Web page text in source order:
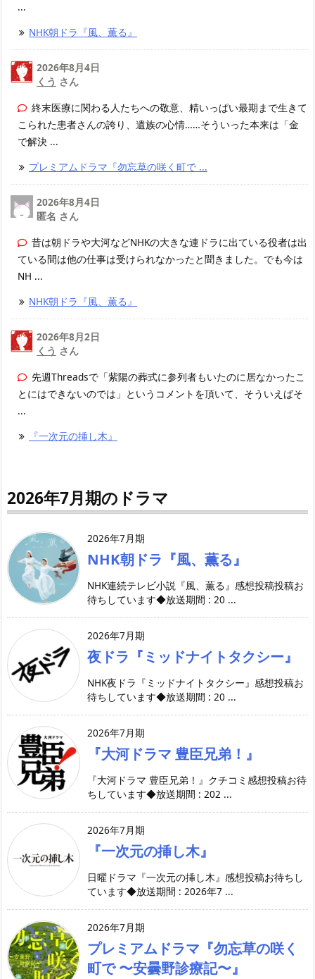
...
NHK朝ドラ『風、薫る』
2026年8月4日
くう さん
終末医療に関わる人たちへの敬意、精いっぱい最期まで生きて
こられた患者さんの誇り、遺族の心情……そういった本来は「金
で解決 ...
プレミアムドラマ『勿忘草の咲く町で ...
2026年8月4日
匿名 さん
昔は朝ドラや大河などNHKの大きな連ドラに出ている役者は出
ている間は他の仕事は受けられなかったと聞きました。でも今は
NH ...
NHK朝ドラ『風、薫る』
2026年8月2日
くう さん
先週Threadsで「紫陽の葬式に参列者もいたのに居なかったこ
とにはできないのでは」というコメントを頂いて、そういえばそ
...
『一次元の挿し木』
2026年7月期のドラマ
2026年7月期
NHK朝ドラ『風、薫る』
NHK連続テレビ小説『風、薫る』感想投稿投稿お
待ちしています◆放送期間 : 20 ...
2026年7月期
夜ドラ『ミッドナイトタクシー』
NHK夜ドラ『ミッドナイトタクシー』感想投稿お
待ちしています◆放送期間 : 20 ...
2026年7月期
『大河ドラマ 豊臣兄弟！』
『大河ドラマ 豊臣兄弟！』クチコミ感想投稿お待
ちしています◆放送期間 : 202 ...
2026年7月期
『一次元の挿し木』
日曜ドラマ『一次元の挿し木』感想投稿お待ちし
ています◆放送期間 : 2026年7 ...
2026年7月期
プレミアムドラマ『勿忘草の咲く
町で 〜安曇野診療記〜』